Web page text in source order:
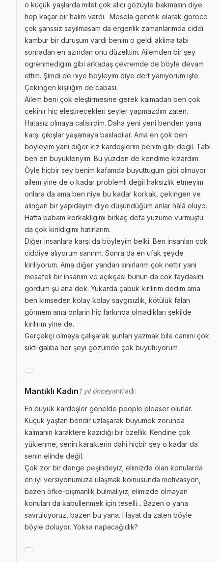
o küçük yaşlarda milet çok alıcı gözüyle bakmasın diye
hep kaçar bir halim vardı. Mesela genetik olarak görece
çok şanssiz sayilmasam da ergenlik zamanlarımda ciddi
kambur bir duruşum vardı benim o geldi aklıma tabi
sonradan en azından onu düzelttim. Ailemden bir şey
ogrenmedigim gibi arkadaş çevremde de böyle devam
ettim. Şimdi de niye böyleyim diye dert yanıyorum işte.
Çekingen kişiliğim de cabası.
Ailem beni çok eleştirmesine gerek kalmadan ben çok
çekinir hiç eleştirecekleri şeyler yapmazdım zaten.
Hatasız olmaya calisirdim. Daha yeni yeni benden yana
karşı çıkışlar yaşamaya basladilar. Ama en çok ben
boyleyim yani diğer kız kardeşlerim benim gibi degil. Tabi
ben en buyukleriyim. Bu yüzden de kendime kızardım.
Öyle hiçbir sey benim kafamda buyuttugum gibi olmuyor
ailem yine de o kadar problemli değil haksızlık etmeyim
onlara da ama ben niye bu kadar korkak, çekingen ve
alingan bir yapidayim diye düşündüğüm anlar hâlâ oluyo.
Hatta babam korkakligimi birkaç defa yüzüme vurmuştu
da çok kirildigimi hatırlarım.
Diğer insanlara karşı da böyleyim belki. Ben insanları çok
ciddiye alıyorum sanırım. Sonra da en ufak şeyde
kiriliyorum. Ama diğer yandan sınırlarım çok nettir yani
mesafeli bir insanım ve açıkçası bunun da cok faydasını
gördüm şu ana dek. Yukarda çabuk kirilirim dedim ama
ben kimseden kolay kolay saygısızlık, kötülük falan
görmem ama onlarin hiç farkında olmadıkları şekilde
kırılırım yine de.
Gerçekçi olmaya çalışarak şunları yazmak bile canımı çok
sıktı galiba her şeyi gözümde çok büyütüyorum
Mantıklı Kadın1 yıl önceyanıtladı:
En büyük kardeşler genelde people pleaser olurlar.
Küçük yaştan beridir uzlaşarak büyümek zorunda
kalmanın karaktere kazıdığı bir özellik. Kendine çok
yüklenme, senin karakterin dahi hiçbir şey o kadar da
senin elinde değil.
Çok zor bir denge peşindeyiz; elimizde olan konularda
en iyi versiyonumuza ulaşmak koınusunda motivasyon,
bazen öfke-pişmanlık bulmalıyız; elimizde olmayan
konuları da kabullenmek için teselli... Bazen o yana
savruluyoruz, bazen bu yana. Hayat da zaten böyle
böyle doluyor. Yoksa napacağıdık?